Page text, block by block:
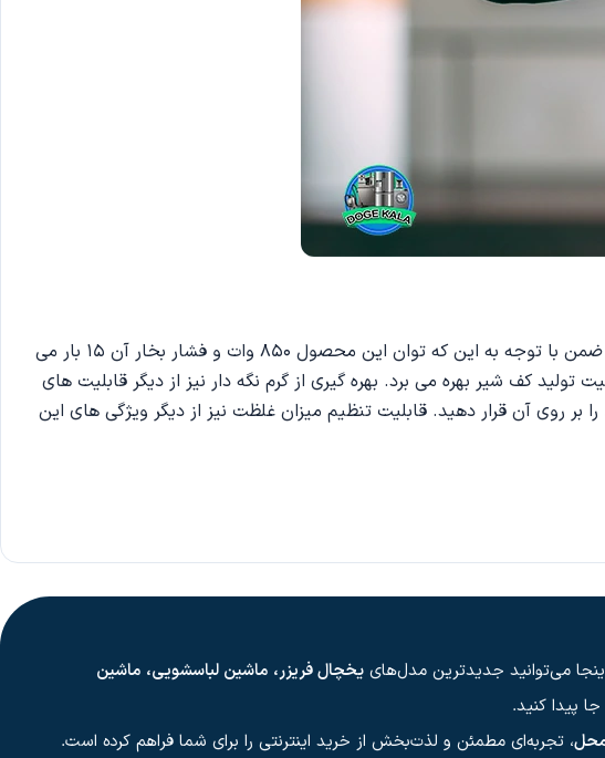
ساز دسینی مدل 999 کارایی بسیار ساده ای دارد به طوری که شما می توانید به راحتی از آن استفاده نمایید. در ضمن با توجه به این که توان این محصول 850 وات و فشار بخار آن 15 بار می
تولید کف شیر بهره می برد. بهره گیری از گرم نگه دار نیز از دیگر قابلیت های
روی آن قرار دهید. قابلیت تنظیم میزان غلظت نیز از دیگر ویژگی های این
می‌توانید جدیدترین مدل‌هاییخچال فریزر، ماشین لباسشویی، ماشین
پیدا کنید.
، تجربه‌ای مطمئن و لذت‌بخش از خرید اینترنتی را برای شما فراهم کرده است.